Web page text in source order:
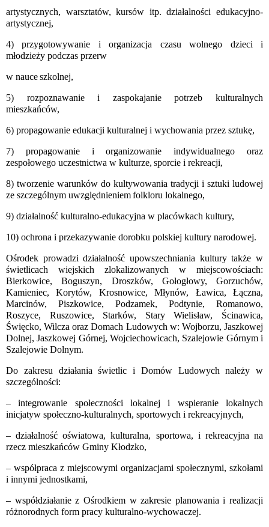
artystycznych, warsztatów, kursów itp. działalności edukacyjno-
artystycznej,
4) przygotowywanie i organizacja czasu wolnego dzieci i
młodzieży podczas przerw
w nauceszkolnej,
5) rozpoznawanie i zaspokajanie potrzeb kulturalnych
mieszkańców,
6) propagowanie edukacji kulturalnej i wychowania przez sztukę,
7) propagowanie i organizowanie indywidualnego oraz
zespołowego uczestnictwa w kulturze, sporcie i rekreacji,
8) tworzenie warunków do kultywowania tradycji i sztuki ludowej
ze szczególnym uwzględnieniemfolkloru lokalnego,
9) działalność kulturalno-edukacyjna w placówkach kultury,
10) ochrona i przekazywanie dorobku polskiej kultury narodowej.
Ośrodek prowadzi działalność upowszechniania kultury także w
świetlicach wiejskich zlokalizowanych w miejscowościach:
Bierkowice, Boguszyn, Droszków, Gołogłowy, Gorzuchów,
Kamieniec, Korytów, Krosnowice, Młynów, Ławica, Łączna,
Marcinów, Piszkowice, Podzamek, Podtynie, Romanowo,
Roszyce, Ruszowice, Starków, Stary Wielisław, Ścinawica,
Święcko, Wilcza oraz Domach Ludowych w: Wojborzu, Jaszkowej
Dolnej, Jaszkowej Górnej, Wojciechowicach, Szalejowie Górnym i
Szalejowie Dolnym.
Do zakresu działania świetlic i Domów Ludowych należy w
szczególności:
– integrowanie społeczności lokalnej i wspieranie lokalnych
inicjatyw społeczno-kulturalnych, sportowych i rekreacyjnych,
– działalność oświatowa, kulturalna, sportowa, i rekreacyjna na
rzecz mieszkańców Gminy Kłodzko,
– współpraca z miejscowymi organizacjami społecznymi, szkołami
i innymi jednostkami,
– współdziałanie z Ośrodkiem w zakresie planowania i realizacji
różnorodnych form pracy kulturalno-wychowaczej.